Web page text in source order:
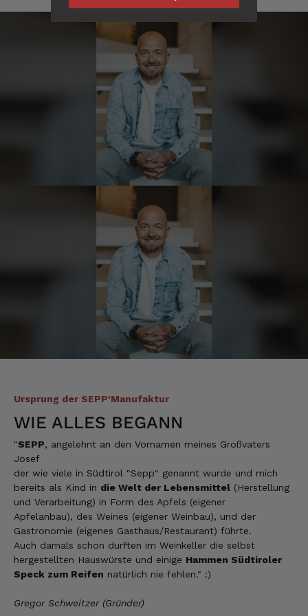
Ursprung der SEPP'Manufaktur
WIE ALLES BEGANN
"SEPP, angelehnt an den Vornamen meines Großvaters
Josef
der wie viele in Südtirol "Sepp" genannt wurde und mich
bereits als Kind in die Welt der Lebensmittel (Herstellung
und Verarbeitung) in Form des Apfels (eigener
Apfelanbau), des Weines (eigener Weinbau), und der
Gastronomie (eigenes Gasthaus/Restaurant) führte.
Auch damals schon durften im Weinkeller die selbst
hergestellten Hauswürste und einige Hammen Südtiroler
Speck zum Reifen natürlich nie fehlen." :)
Gregor Schweitzer (Gründer)
eine sensationelle Qualität und die Lieferung
erfolgt schnell und zuverlässig. 👍
Hans-Jürgen
Verifizierter Kunde
alles super geschmeckt
Verifizierter Kunde
Was ich bisher gegessen habe, war sehr
Verifizierter Kunde
der Schinken war fest und kernig
ausgewogener Geschmack- ich habe schon
wieder nachbestellt.
Josef
Lieferung funktioniert gut. Geschmack und
Qualität sehr gut. Ich habe schon vieles
Norbert
Verifizierter Kunde
Qualität hervorragend, leider ist der Versand
nach Deutschland mit GLS unterirdisch. Bitte
auf DHL umstellen, auch wenn die
Versandkosten dadurch höher sein sollten.